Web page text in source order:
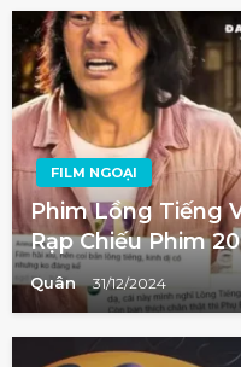
FILM NGOẠI
Phim Lồng Tiếng
Rạp Chiếu Phim
Quân 31/12/2024